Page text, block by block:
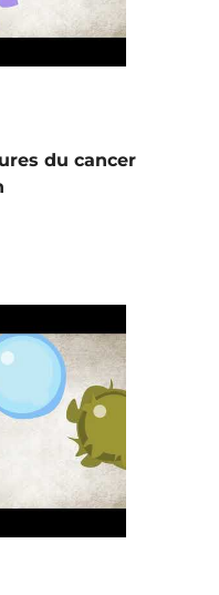
du cancer